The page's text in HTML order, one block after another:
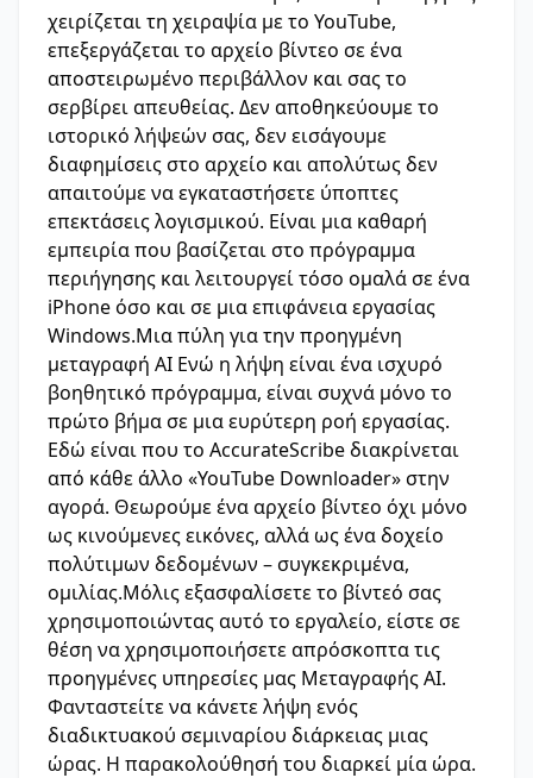
χειρίζεται τη χειραψία με το YouTube,
επεξεργάζεται το αρχείο βίντεο σε ένα
αποστειρωμένο περιβάλλον και σας το
σερβίρει απευθείας. Δεν αποθηκεύουμε το
ιστορικό λήψεών σας, δεν εισάγουμε
διαφημίσεις στο αρχείο και απολύτως δεν
απαιτούμε να εγκαταστήσετε ύποπτες
επεκτάσεις λογισμικού. Είναι μια καθαρή
εμπειρία που βασίζεται στο πρόγραμμα
περιήγησης και λειτουργεί τόσο ομαλά σε ένα
iPhone όσο και σε μια επιφάνεια εργασίας
Windows.Μια πύλη για την προηγμένη
μεταγραφή AI Ενώ η λήψη είναι ένα ισχυρό
βοηθητικό πρόγραμμα, είναι συχνά μόνο το
πρώτο βήμα σε μια ευρύτερη ροή εργασίας.
Εδώ είναι που το AccurateScribe διακρίνεται
από κάθε άλλο «YouTube Downloader» στην
αγορά. Θεωρούμε ένα αρχείο βίντεο όχι μόνο
ως κινούμενες εικόνες, αλλά ως ένα δοχείο
πολύτιμων δεδομένων – συγκεκριμένα,
ομιλίας.Μόλις εξασφαλίσετε το βίντεό σας
χρησιμοποιώντας αυτό το εργαλείο, είστε σε
θέση να χρησιμοποιήσετε απρόσκοπτα τις
προηγμένες υπηρεσίες μας Μεταγραφής AI.
Φανταστείτε να κάνετε λήψη ενός
διαδικτυακού σεμιναρίου διάρκειας μιας
ώρας. Η παρακολούθησή του διαρκεί μία ώρα.